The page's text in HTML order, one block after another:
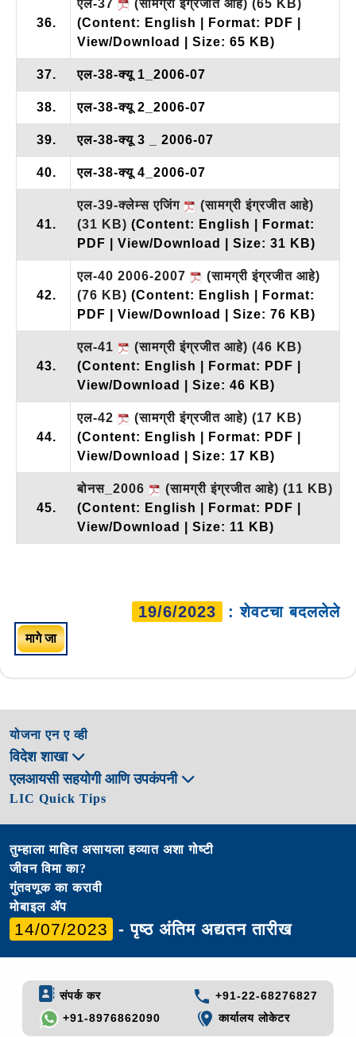
36.
एल-37 (सामग्री इंग्रजीत आहे) (65 KB)
(Content: English | Format: PDF |
View/Download | Size: 65 KB)
37. एल-38-क्यू 1_2006-07
38. एल-38-क्यू 2_2006-07
39. एल-38-क्यू 3 _ 2006-07
40. एल-38-क्यू 4_2006-07
41.
एल-39-क्लेम्स एजिंग
(सामग्री इंग्रजीत आहे)
(31 KB) (Content: English | Format:
PDF | View/Download | Size: 31 KB)
42.
एल-40 2006-2007
(सामग्री इंग्रजीत आहे)
(76 KB) (Content: English | Format:
PDF | View/Download | Size: 76 KB)
43.
एल-41 (सामग्री इंग्रजीत आहे) (46 KB)
(Content: English | Format: PDF |
View/Download | Size: 46 KB)
44.
एल-42 (सामग्री इंग्रजीत आहे) (17 KB)
(Content: English | Format: PDF |
View/Download | Size: 17 KB)
45.
बोनस_2006 (सामग्री इंग्रजीत आहे) (11 KB)
(Content: English | Format: PDF |
View/Download | Size: 11 KB)
19/6/2023 : शेवटचा बदललेले
मागे जा
योजना एन ए व्ही
विदेश शाखा
एलआयसी सहयोगी आणि उपकंपनी
LIC Quick Tips
तुम्हाला माहित असायला हव्यात अशा गोष्टी
जीवन विमा का?
गुंतवणूक का करावी
मोबाइल ॲप
14/07/2023 - पृष्ठ अंतिम अद्यतन तारीख
संपर्क कर
+91-22-68276827
+91-8976862090
कार्यालय लोकेटर